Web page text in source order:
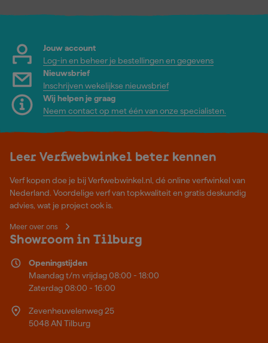
Jouw account
Log-in en beheer je bestellingen en gegevens
Nieuwsbrief
Inschrijven wekelijkse nieuwsbrief
Wij helpen je graag
Neem contact op met één van onze specialisten.
Leer Verfwebwinkel beter kennen
Verf kopen doe je bij Verfwebwinkel.nl, dé online verfwinkel van
Nederland. Voordelige verf van topkwaliteit en gratis deskundig
advies, wat je project ook is.
Meer over ons
Showroom in Tilburg
Openingstijden
Maandag t/m vrijdag 08:00 - 18:00
Zaterdag 08:00 - 16:00
Zevenheuvelenweg 25
5048 AN Tilburg